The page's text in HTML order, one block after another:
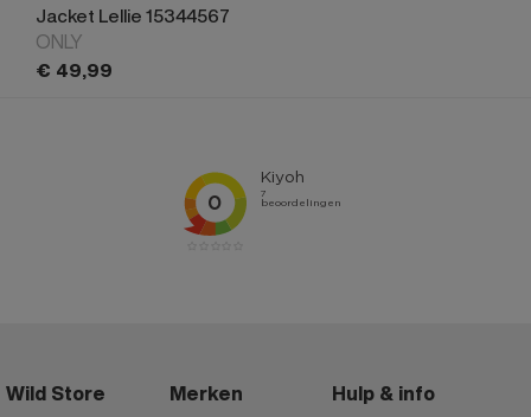
Jacket Lellie 15344567
ONLY
€ 49,99
Wild Store Merken Hulp & info